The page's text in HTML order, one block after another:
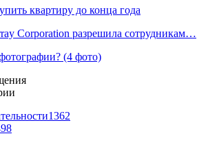
квартиру до конца года
Corporation разрешила сотрудникам…
(4 фото)
1362